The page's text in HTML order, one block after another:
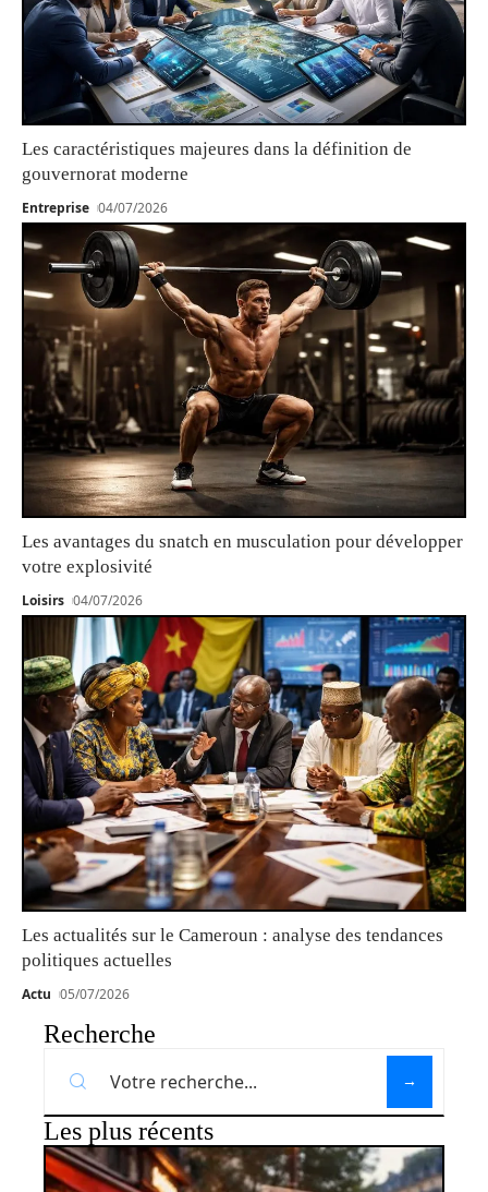
Les caractéristiques majeures dans la définition de
gouvernorat moderne
Entreprise 04/07/2026
Les avantages du snatch en musculation pour développer
votre explosivité
Loisirs 04/07/2026
Les actualités sur le Cameroun : analyse des tendances
politiques actuelles
Actu 05/07/2026
Recherche
Les plus récents